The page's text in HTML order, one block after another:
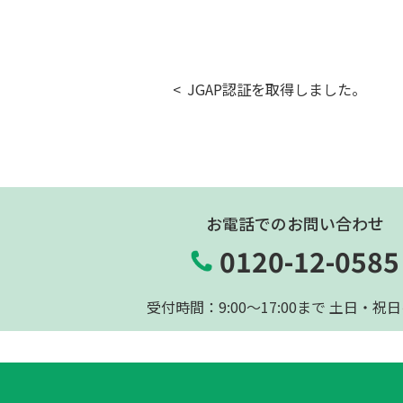
JGAP認証を取得しました。
お電話でのお問い合わせ
0120-12-0585
受付時間：9:00〜17:00まで 土日・祝